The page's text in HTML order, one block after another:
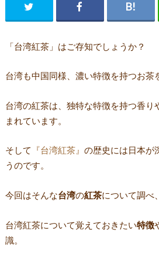
「台湾紅茶」はご存知でしょうか？
台湾も中国同様、濃い特徴を持つお茶
台湾の紅茶は、独特な特徴を持つ香り
まれています。
そして 『台湾紅茶』 の歴史には日本が
うのです。
今回はそんな台湾の紅茶について調べ
台湾紅茶について覚えておきたい特徴
識。